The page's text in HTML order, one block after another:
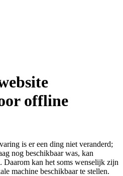
offline
is er een ding niet veranderd;
nog beschikbaar was, kan
kan het soms wenselijk zijn
machine beschikbaar te stellen.